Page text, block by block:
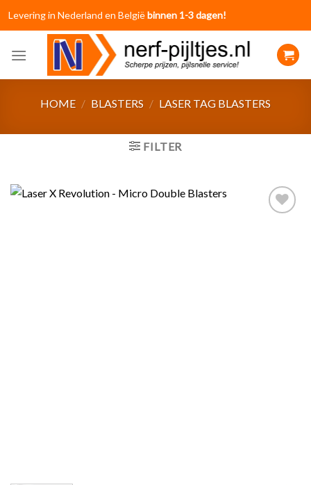
Levering in Nederland en Belgiëbinnen 1-3 dagen!
HOME / BLASTERS / LASER TAG BLASTERS
FILTER